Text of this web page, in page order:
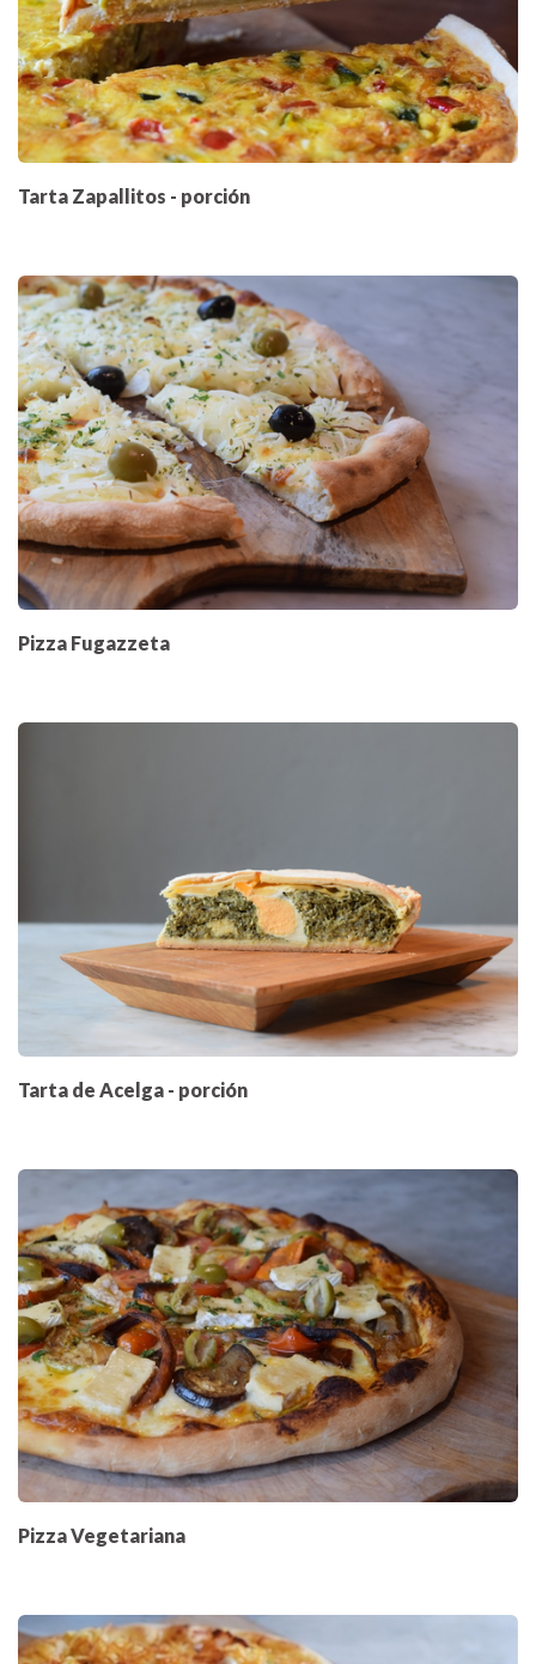
Tarta Zapallitos - porción
Pizza Fugazzeta
Tarta de Acelga - porción
Pizza Vegetariana